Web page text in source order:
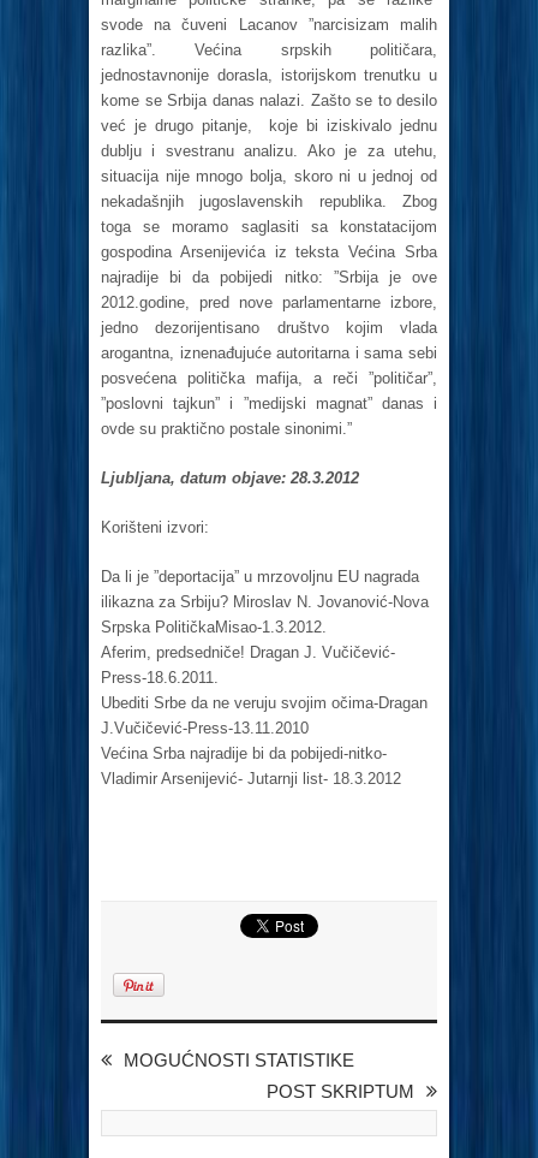
svode na čuveni Lacanov ”narcisizam malih
razlika”. Većina srpskih političara,
jednostavnonije dorasla, istorijskom trenutku u
kome se Srbija danas nalazi. Zašto se to desilo
već je drugo pitanje, koje bi iziskivalo jednu
dublju i svestranu analizu. Ako je za utehu,
situacija nije mnogo bolja, skoro ni u jednoj od
nekadašnjih jugoslavenskih republika. Zbog
toga se moramo saglasiti sa konstatacijom
gospodina Arsenijevića iz teksta Većina Srba
najradije bi da pobijedi nitko: ”Srbija je ove
2012.godine, pred nove parlamentarne izbore,
jedno dezorijentisano društvo kojim vlada
arogantna, iznenađujuće autoritarna i sama sebi
posvećena politička mafija, a reči ”političar”,
”poslovni tajkun” i ”medijski magnat” danas i
ovde su praktično postale sinonimi.”
Ljubljana, datum objave: 28.3.2012
Korišteni izvori:
Da li je ”deportacija” u mrzovoljnu EU nagrada
ilikazna za Srbiju? Miroslav N. Jovanović-Nova
Srpska PolitičkaMisao-1.3.2012.
Aferim, predsedniče! Dragan J. Vučičević-
Press-18.6.2011.
Ubediti Srbe da ne veruju svojim očima-Dragan
J.Vučičević-Press-13.11.2010
Većina Srba najradije bi da pobijedi-nitko-
Vladimir Arsenijević- Jutarnji list- 18.3.2012
MOGUĆNOSTI STATISTIKE
POST SKRIPTUM